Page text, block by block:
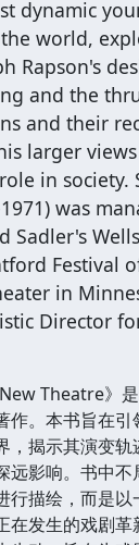
dynamic
world,
Rapson's
and the
and their
larger
in society.
was
Sadler's
Festival
in
Director
Theatre》
作。本书旨在
，揭示其演变
远影响。书中
行描绘，而是以
在发生的戏剧